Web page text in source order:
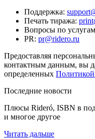
Поддержка:
Печать тиража:
Вопросы по услугам
PR: pr@ridero.ru
Предоставляя
контактным данным, вы
определенных
Последние новости
Плюсы Rideró, ISBN в
и многое другое
Читать дальше